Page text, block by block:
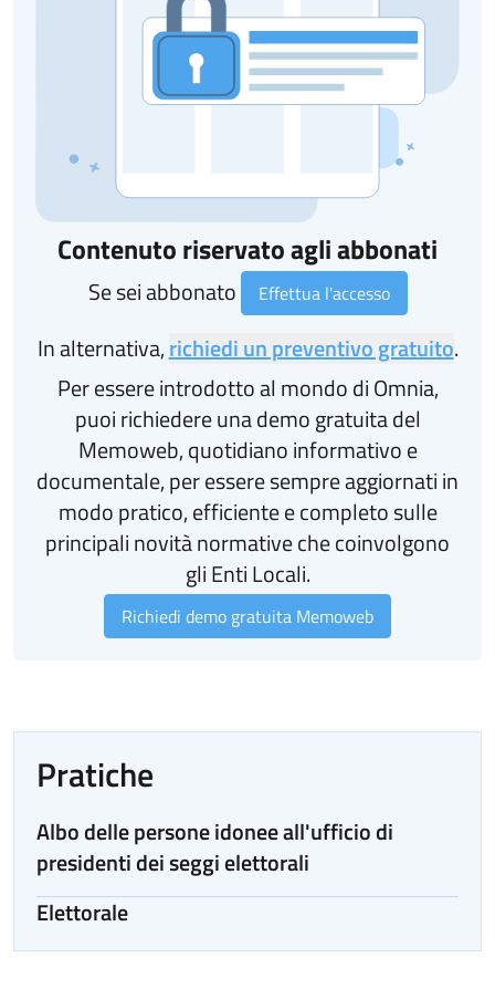
Contenuto riservato agli abbonati
Se sei abbonato Effettua l'accesso
In alternativa,richiedi un preventivo gratuito.
Per essere introdotto al mondo di Omnia,
puoi richiedere una demo gratuita del
Memoweb, quotidiano informativo e
documentale, per essere sempre aggiornati in
modo pratico, efficiente e completo sulle
principali novità normative che coinvolgono
gli Enti Locali.
Richiedi demo gratuita Memoweb
Pratiche
Albo delle persone idonee all'ufficio di
presidenti dei seggi elettorali
Elettorale